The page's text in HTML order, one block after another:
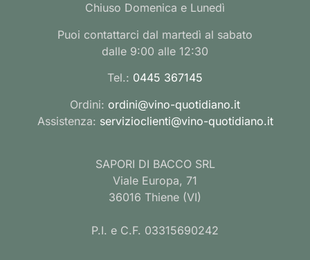
Chiuso Domenica e Lunedì
Puoi contattarci dal martedì al sabato
dalle 9:00 alle 12:30
Tel.: 0445 367145
Ordini: ordini@vino-quotidiano.it
Assistenza: servizioclienti@vino-quotidiano.it
SAPORI DI BACCO SRL
Viale Europa, 71
36016 Thiene (VI)
P.I. e C.F. 03315690242